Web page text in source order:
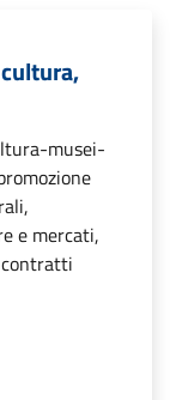
musei-
e mercati,
contratti